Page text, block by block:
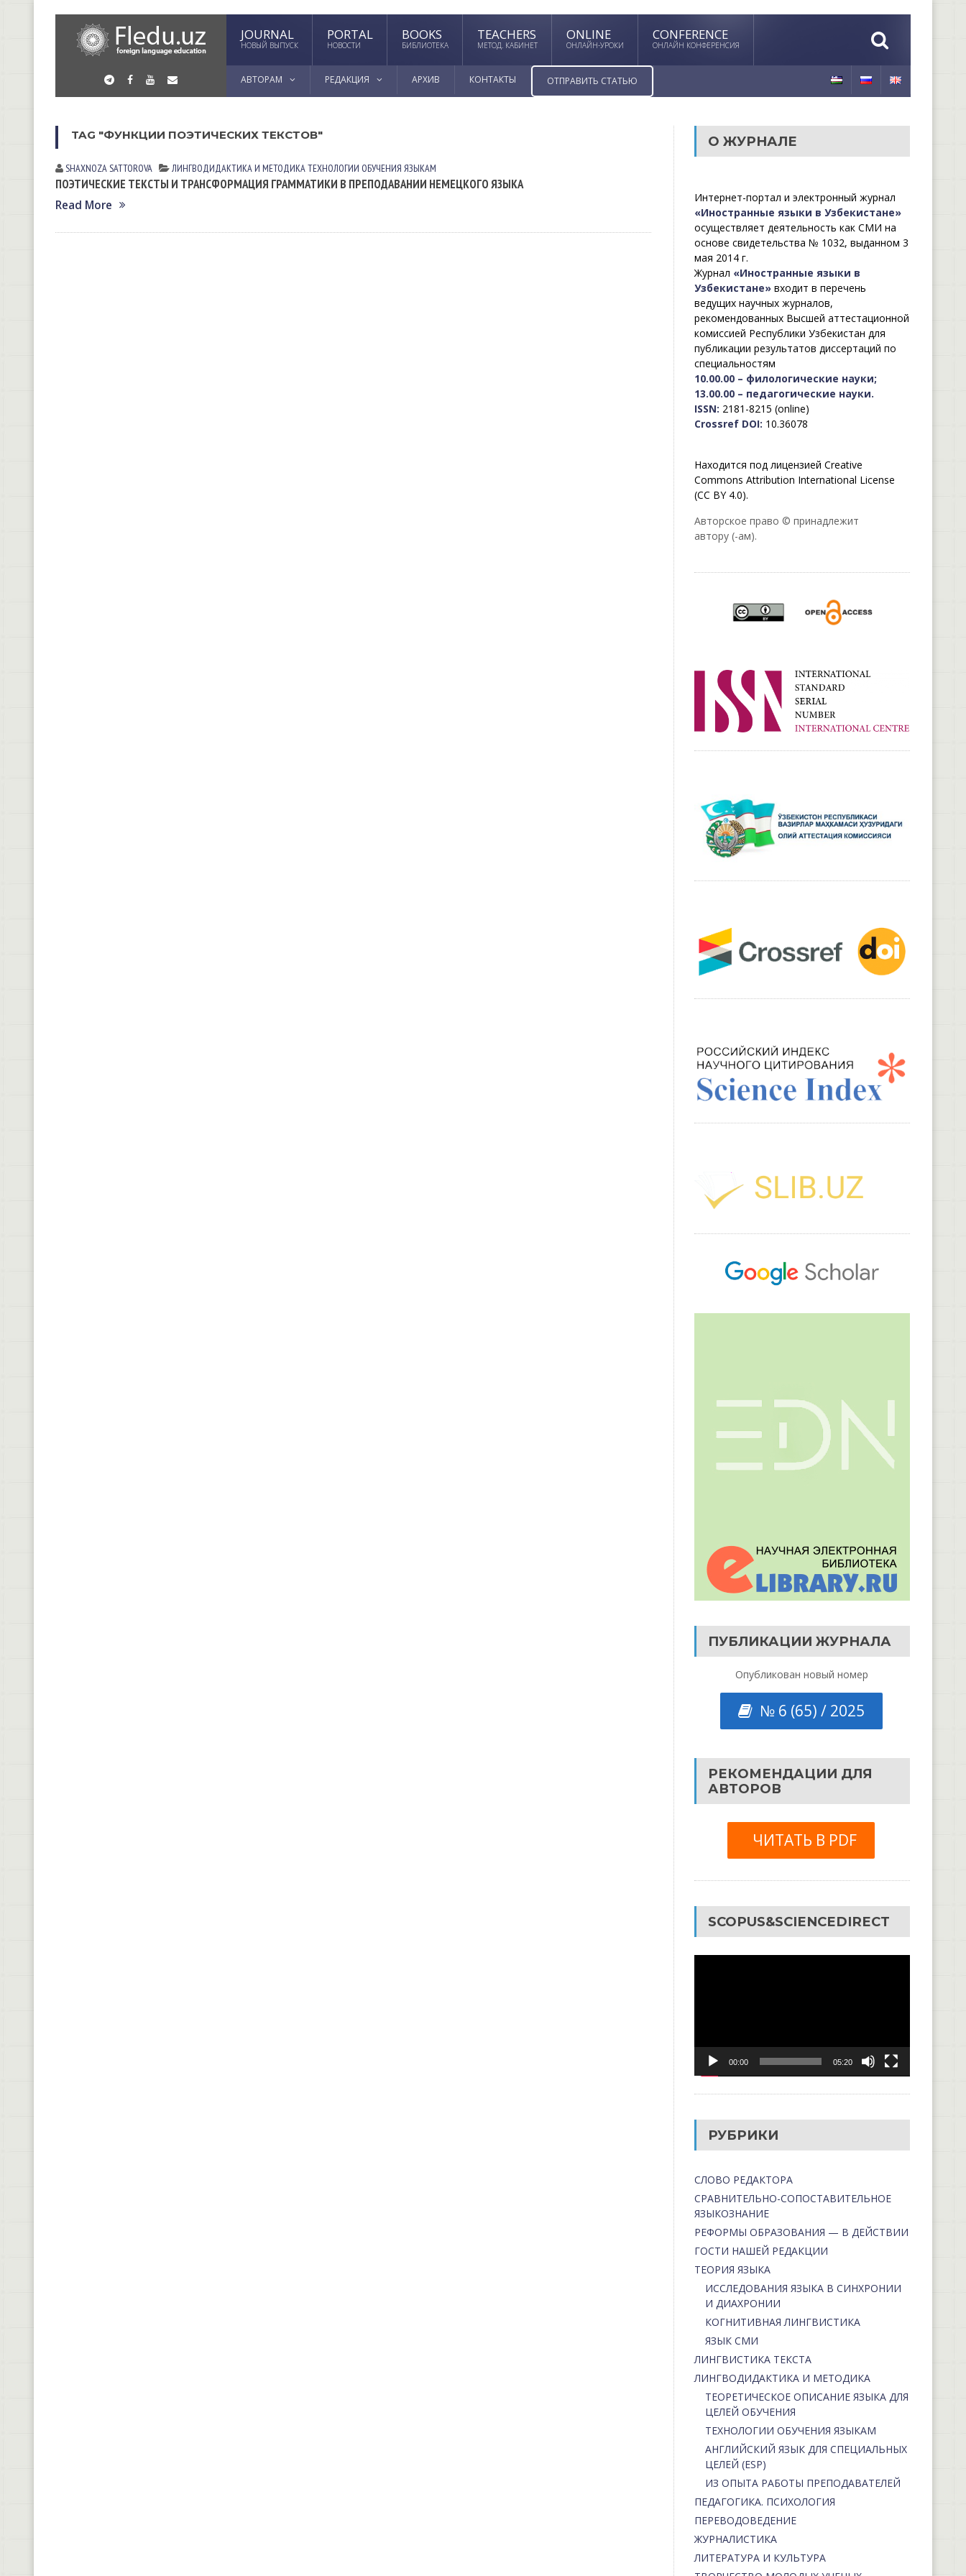
JOURNAL
НОВЫЙ ВЫПУСК
PORTAL
НОВОСТИ
BOOKS
БИБЛИОТЕКА
TEACHERS
МЕТОД. КАБИНЕТ
ONLINE
ОНЛАЙН-УРОКИ
CONFERENCE
ОНЛАЙН КОНФЕРЕНСИЯ
АВТОРАМ РЕДАКЦИЯ АРХИВ КОНТАКТЫ ОТПРАВИТЬ СТАТЬЮ
TAG "ФУНКЦИИ ПОЭТИЧЕСКИХ ТЕКСТОВ"
SHAXNOZA SATTOROVA ЛИНГВОДИДАКТИКА И МЕТОДИКАТЕХНОЛОГИИ ОБУЧЕНИЯ ЯЗЫКАМ
ПОЭТИЧЕСКИЕ ТЕКСТЫ И ТРАНСФОРМАЦИЯ ГРАММАТИКИ В ПРЕПОДАВАНИИ НЕМЕЦКОГО ЯЗЫКА
Read More
О ЖУРНАЛЕ
Интернет-портал и электронный журнал
«Иностранные языки в Узбекистане»
осуществляет деятельность как СМИ на
основе свидетельства № 1032, выданном 3
мая 2014 г.
Журнал «Иностранные языки в
Узбекистане»входит в перечень
ведущих научных журналов,
рекомендованных Высшей аттестационной
комиссией Республики Узбекистан для
публикации результатов диссертаций по
специальностям
10.00.00 – филологические науки;
13.00.00 – педагогические науки.
ISSN: 2181-8215 (online)
Crossref DOI: 10.36078
Находится под лицензией Creative
Commons Attribution International License
(CC BY 4.0).
Авторское право © принадлежит
автору (-ам).
ПУБЛИКАЦИИ ЖУРНАЛА
Опубликован новый номер
№ 6 (65) / 2025
РЕКОМЕНДАЦИИ ДЛЯ
АВТОРОВ
ЧИТАТЬ В PDF
SCOPUS&SCIENCEDIRECT
00:00 05:20
РУБРИКИ
СЛОВО РЕДАКТОРА
СРАВНИТЕЛЬНО-СОПОСТАВИТЕЛЬНОЕ
ЯЗЫКОЗНАНИЕ
РЕФОРМЫ ОБРАЗОВАНИЯ — В ДЕЙСТВИИ
ГОСТИ НАШЕЙ РЕДАКЦИИ
ТЕОРИЯ ЯЗЫКА
ИССЛЕДОВАНИЯ ЯЗЫКА В СИНХРОНИИ
И ДИАХРОНИИ
КОГНИТИВНАЯ ЛИНГВИСТИКА
ЯЗЫК СМИ
ЛИНГВИСТИКА ТЕКСТА
ЛИНГВОДИДАКТИКА И МЕТОДИКА
ТЕОРЕТИЧЕСКОЕ ОПИСАНИЕ ЯЗЫКА ДЛЯ
ЦЕЛЕЙ ОБУЧЕНИЯ
ТЕХНОЛОГИИ ОБУЧЕНИЯ ЯЗЫКАМ
АНГЛИЙСКИЙ ЯЗЫК ДЛЯ СПЕЦИАЛЬНЫХ
ЦЕЛЕЙ (ESP)
ИЗ ОПЫТА РАБОТЫ ПРЕПОДАВАТЕЛЕЙ
ПЕДАГОГИКА. ПСИХОЛОГИЯ
ПЕРЕВОДОВЕДЕНИЕ
ЖУРНАЛИСТИКА
ЛИТЕРАТУРА И КУЛЬТУРА